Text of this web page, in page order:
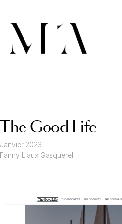
The Good Life
Janvier 2023
Fanny Liaux Gasquerel